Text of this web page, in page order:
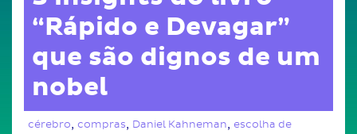
“Rápido e Devagar”
que são dignos de um
nobel
cérebro compras Daniel Kahneman
escolha de